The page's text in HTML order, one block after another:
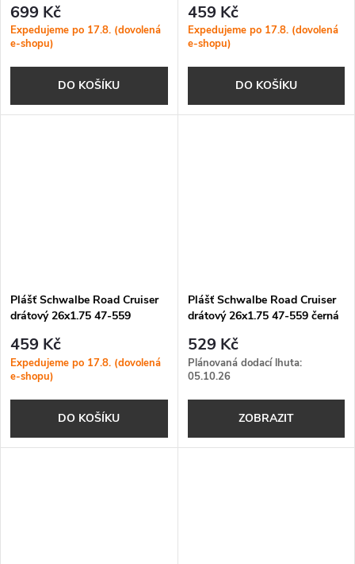
699 Kč
Expedujeme po 17.8. (dovolená
e-shopu)
DO KOŠÍKU
459 Kč
Expedujeme po 17.8. (dovolená
e-shopu)
DO KOŠÍKU
Plášť Schwalbe Road Cruiser
drátový 26x1.75 47-559
Compound
459 Kč
Expedujeme po 17.8. (dovolená
e-shopu)
DO KOŠÍKU
Plášť Schwalbe Road Cruiser
drátový 26x1.75 47-559 černá
529 Kč
Plánovaná dodací lhuta:
05.10.26
ZOBRAZIT